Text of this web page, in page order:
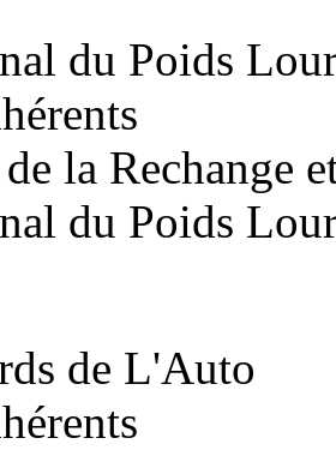
du Poids
la Rechange
du Poids
de L'Auto